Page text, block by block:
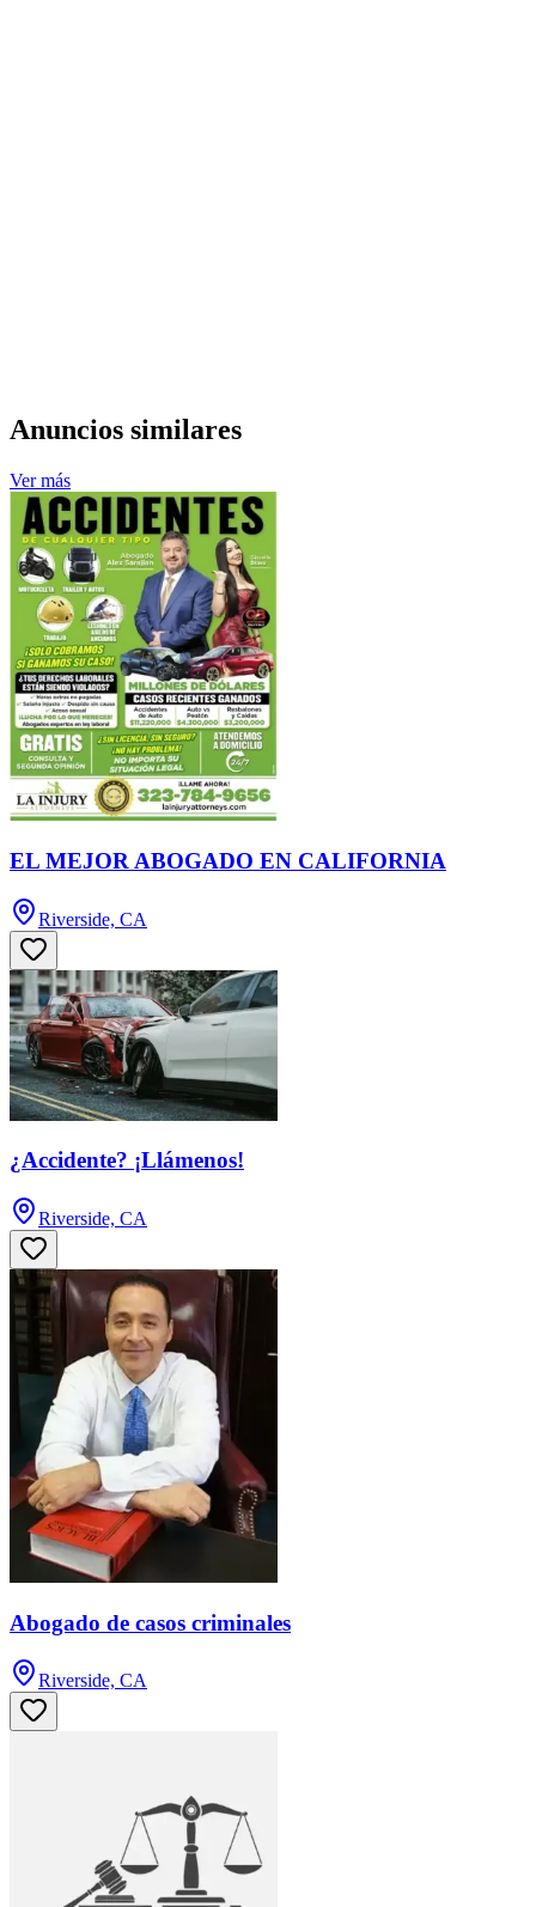
Anuncios similares
Ver más
EL MEJOR ABOGADO EN CALIFORNIA
Riverside, CA
¿Accidente? ¡Llámenos!
Riverside, CA
Abogado de casos criminales
Riverside, CA